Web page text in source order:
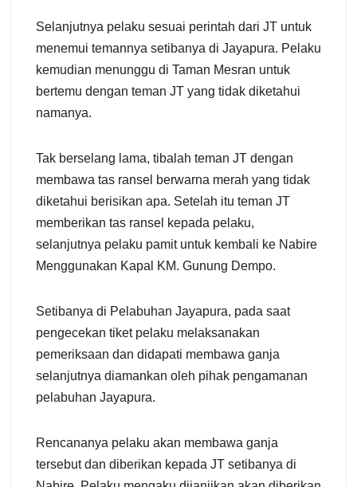
Selanjutnya pelaku sesuai perintah dari JT untuk
menemui temannya setibanya di Jayapura. Pelaku
kemudian menunggu di Taman Mesran untuk
bertemu dengan teman JT yang tidak diketahui
namanya.
Tak berselang lama, tibalah teman JT dengan
membawa tas ransel berwarna merah yang tidak
diketahui berisikan apa. Setelah itu teman JT
memberikan tas ransel kepada pelaku,
selanjutnya pelaku pamit untuk kembali ke Nabire
Menggunakan Kapal KM. Gunung Dempo.
Setibanya di Pelabuhan Jayapura, pada saat
pengecekan tiket pelaku melaksanakan
pemeriksaan dan didapati membawa ganja
selanjutnya diamankan oleh pihak pengamanan
pelabuhan Jayapura.
Rencananya pelaku akan membawa ganja
tersebut dan diberikan kepada JT setibanya di